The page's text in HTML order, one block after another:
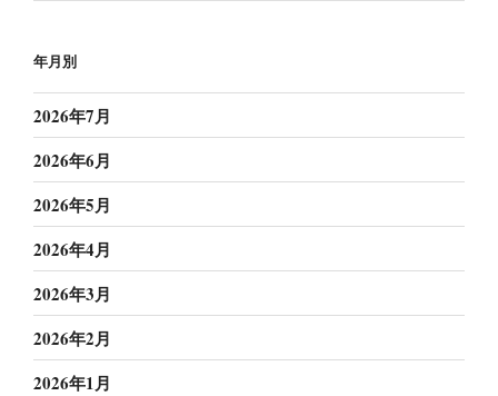
年月別
2026年7月
2026年6月
2026年5月
2026年4月
2026年3月
2026年2月
2026年1月